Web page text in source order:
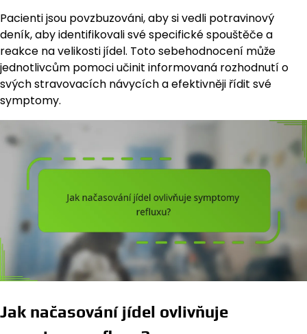
Pacienti jsou povzbuzováni, aby si vedli potravinový
deník, aby identifikovali své specifické spouštěče a
reakce na velikosti jídel. Toto sebehodnocení může
jednotlivcům pomoci učinit informovaná rozhodnutí o
svých stravovacích návycích a efektivněji řídit své
symptomy.
Jak načasování jídel ovlivňuje